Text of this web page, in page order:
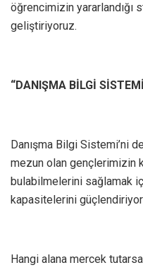
öğrencimizin yararlandığı
geliştiriyoruz.
“DANIŞMA BİLGİ
Danışma Bilgi Sistemi’ni
mezun olan gençlerimizin
bulabilmelerini sağlamak
kapasitelerini
Hangi alana mercek